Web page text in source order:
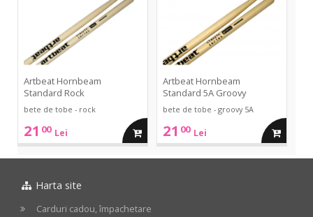
cos
Artbeat Hornbeam
Standard Rock
bete de tobe - rock
21 00 Lei adauga
in
Artbeat Hornbeam
Standard 5A Groovy
bete de tobe - groovy 5A
21 00 Lei adauga
in
Harta site
Carduri cadou, împachetare